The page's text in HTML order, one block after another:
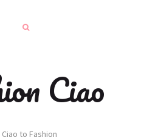
Ciao
Ciao to Fashion